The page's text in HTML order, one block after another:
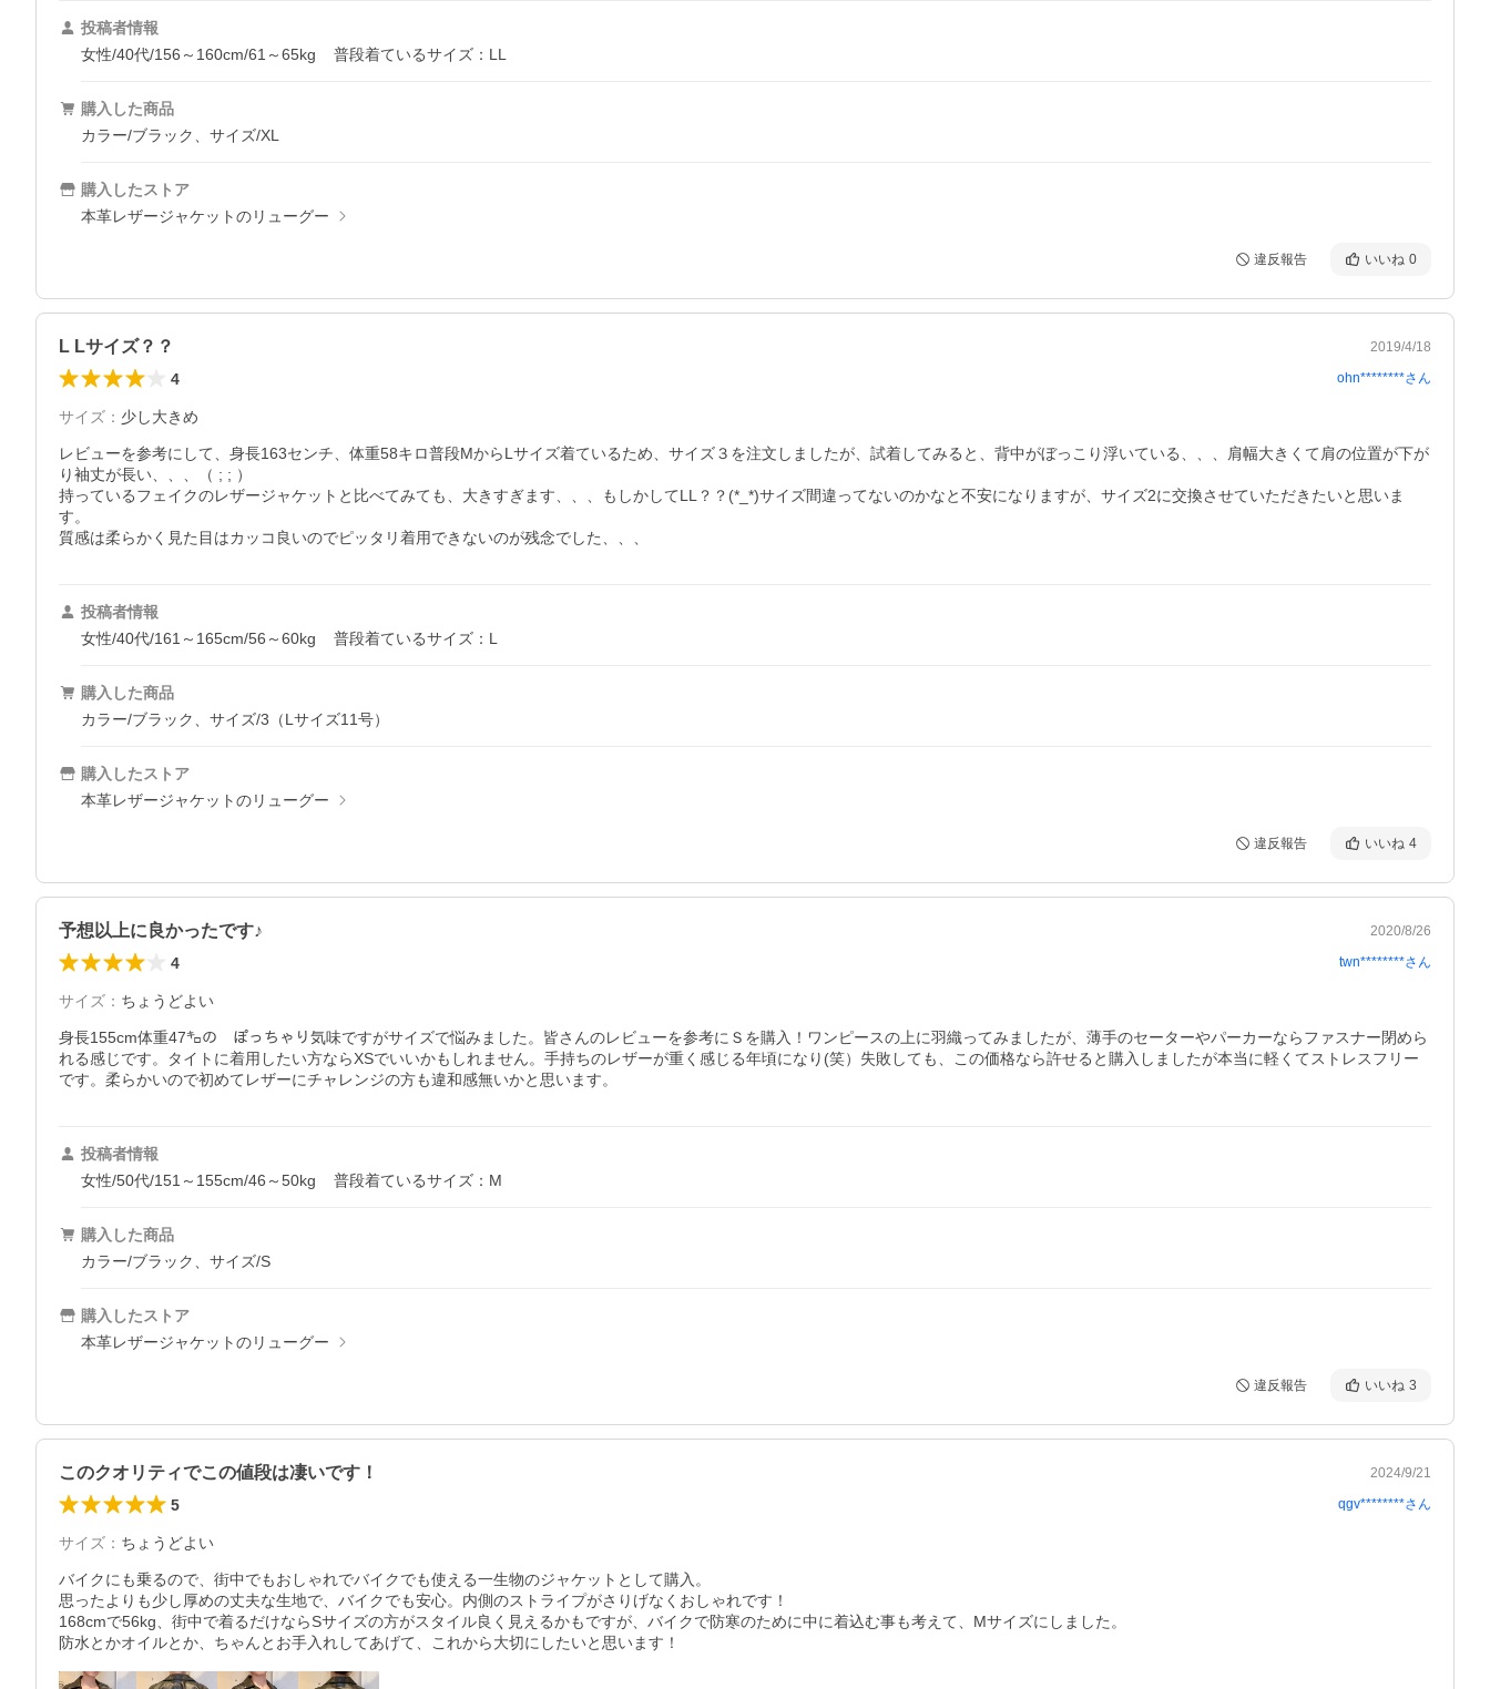
投稿者情報
女性/40代/156～160cm/61～65kg
普段着ているサイズ：LL
購入した商品
カラー/ブラック、サイズ/XL
購入したストア
本革レザージャケットのリューグー
違反報告 いいね 0
L Lサイズ？？ 2019/4/18
4 ohn********さん
サイズ ： 少し大きめ
レビューを参考にして、身長163センチ、体重58キロ普段MからLサイズ着ているため、サイズ３を注文しましたが、試着してみると、背中がぼっこり浮いている、、、肩幅大きくて肩の位置が下が
り袖丈が長い、、、（ ; ; ）
持っているフェイクのレザージャケットと比べてみても、大きすぎます、、、もしかしてLL？？(*_*)サイズ間違ってないのかなと不安になりますが、サイズ2に交換させていただきたいと思いま
す。
質感は柔らかく見た目はカッコ良いのでピッタリ着用できないのが残念でした、、、
投稿者情報
女性/40代/161～165cm/56～60kg
普段着ているサイズ：L
購入した商品
カラー/ブラック、サイズ/3（Lサイズ11号）
購入したストア
本革レザージャケットのリューグー
違反報告 いいね 4
予想以上に良かったです♪ 2020/8/26
4 twn********さん
サイズ ： ちょうどよい
身長155cm体重47㌔の　ぽっちゃり気味ですがサイズで悩みました。皆さんのレビューを参考にＳを購入！ワンピースの上に羽織ってみましたが、薄手のセーターやパーカーならファスナー閉めら
れる感じです。タイトに着用したい方ならXSでいいかもしれません。手持ちのレザーが重く感じる年頃になり(笑）失敗しても、この価格なら許せると購入しましたが本当に軽くてストレスフリー
です。柔らかいので初めてレザーにチャレンジの方も違和感無いかと思います。
投稿者情報
女性/50代/151～155cm/46～50kg
普段着ているサイズ：M
購入した商品
カラー/ブラック、サイズ/S
購入したストア
本革レザージャケットのリューグー
違反報告 いいね 3
このクオリティでこの値段は凄いです！ 2024/9/21
5 qgv********さん
サイズ ： ちょうどよい
バイクにも乗るので、街中でもおしゃれでバイクでも使える一生物のジャケットとして購入。
思ったよりも少し厚めの丈夫な生地で、バイクでも安心。内側のストライプがさりげなくおしゃれです！
168cmで56kg、街中で着るだけならSサイズの方がスタイル良く見えるかもですが、バイクで防寒のために中に着込む事も考えて、Mサイズにしました。
防水とかオイルとか、ちゃんとお手入れしてあげて、これから大切にしたいと思います！